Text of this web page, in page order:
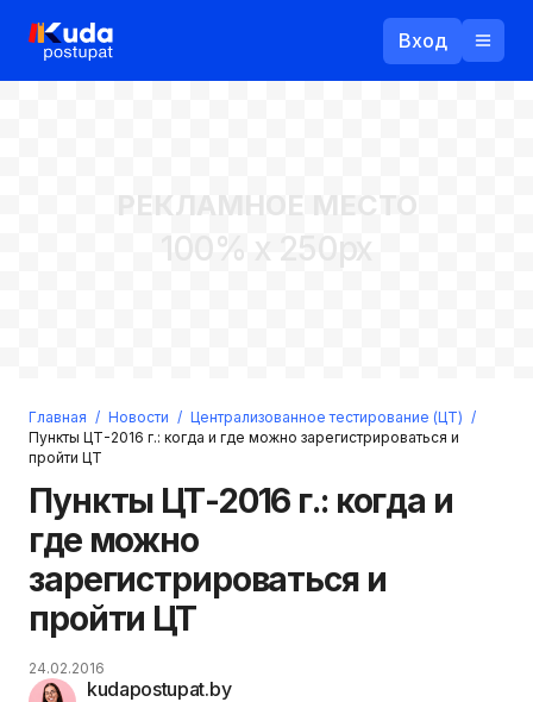
Вход
Войти
РЕКЛАМНОЕ МЕСТО
100% x 250px
Главная / Новости / Централизованное тестирование (ЦТ) /
Пункты ЦТ-2016 г.: когда и где можно зарегистрироваться и
пройти ЦТ
Пункты ЦТ-2016 г.: когда и
где можно
зарегистрироваться и
пройти ЦТ
kudapostupat.by
24.02.2016